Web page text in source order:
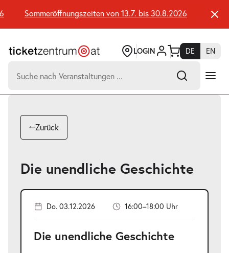
Seiteninhalt
springen
Sommeröffnungszeiten von 13.7. bis 30.8.2026
LOGIN DE
EN
nach:
Suchtreffer:
Zurück
Die unendliche Geschichte
Do. 03.12.2026 16:00–18:00 Uhr
Die unendliche Geschichte